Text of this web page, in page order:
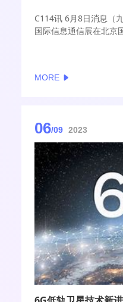
C114讯 6月8日消息（
国际信息通信展在北京
MORE
06/09 2023